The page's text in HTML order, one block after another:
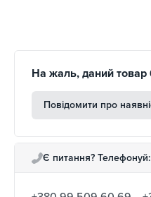
На жаль, даний товар
Повідомити про
Є питання? Телефонуй: